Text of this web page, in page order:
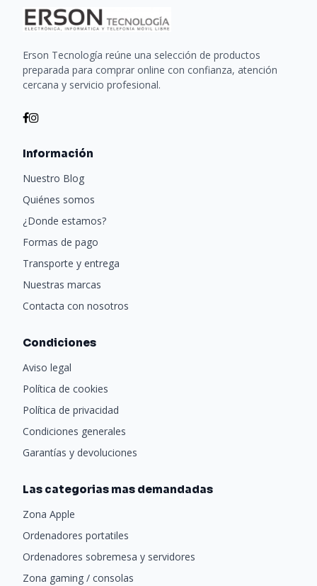
Erson Tecnología reúne una selección de productos
preparada para comprar online con confianza, atención
cercana y servicio profesional.
Información
Nuestro Blog
Quiénes somos
¿Donde estamos?
Formas de pago
Transporte y entrega
Nuestras marcas
Contacta con nosotros
Condiciones
Aviso legal
Política de cookies
Política de privacidad
Condiciones generales
Garantías y devoluciones
Las categorias mas demandadas
Zona Apple
Ordenadores portatiles
Ordenadores sobremesa y servidores
Zona gaming / consolas